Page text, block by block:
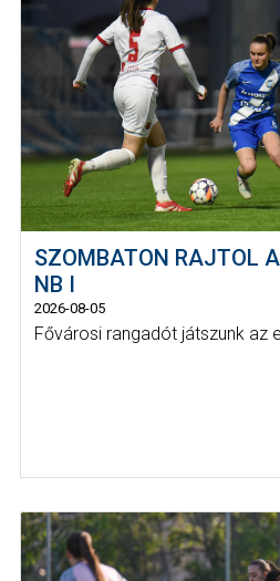
SZOMBATON RAJTOL
NB I
2026-08-05
Fővárosi rangadót játszunk az